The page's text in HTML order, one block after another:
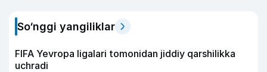
So‘nggi yangiliklar
FIFA Yevropa ligalari tomonidan jiddiy qarshilikka
uchradi